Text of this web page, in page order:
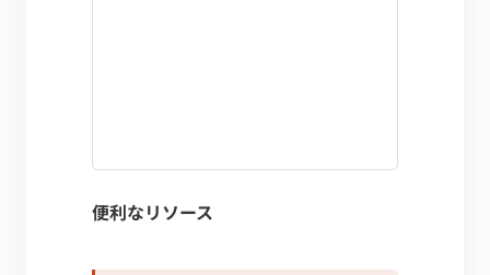
便利なリソース